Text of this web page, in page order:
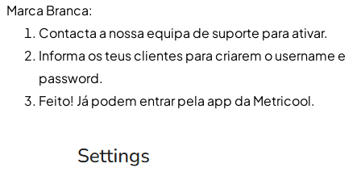
Marca Branca:
Contacta a nossa equipa de suporte para ativar.
Informa os teus clientes para criarem o username e
password.
Feito! Já podem entrar pela app da Metricool.